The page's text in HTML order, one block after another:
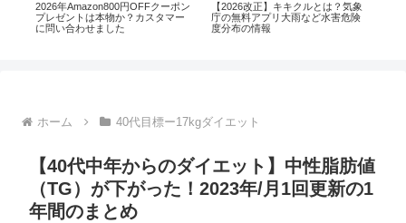
2026年Amazon800円OFFクーポン
プレゼントは本物か？カスタマー
に問い合わせました
【2026改正】キキクルとは？気象
庁の無料アプリ大雨など水害危険
度分布の情報
ホーム 40代目標ー17kgダイエット
【40代中年からのダイエット】中性脂肪値
（TG）が下がった！2023年/月1回更新の1
年間のまとめ